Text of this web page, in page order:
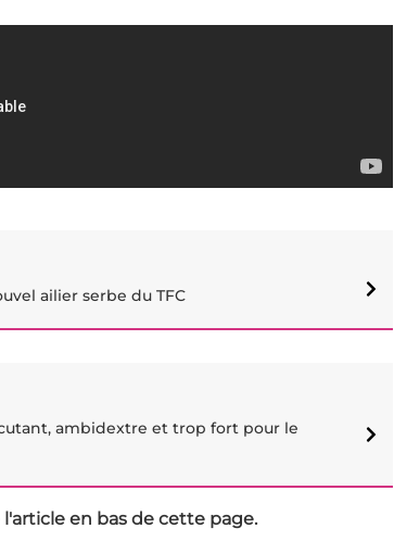
ailier serbe du TFC
ambidextre et trop fort pour le
en bas de cette page.